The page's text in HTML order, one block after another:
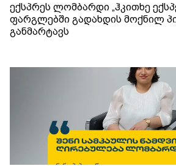
ექსპრეს ლომბარდი „ჰკითხე
ფარგლებში გადახდის მოქნილ
განმარტავს